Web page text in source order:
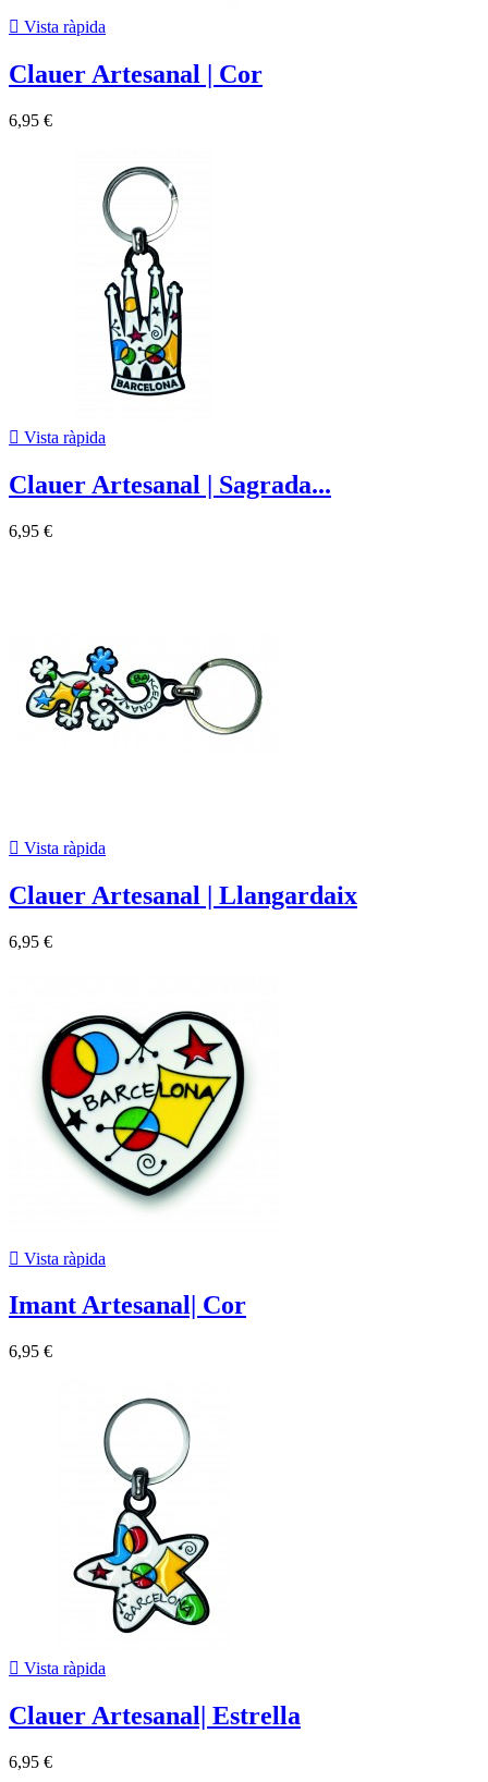
 Vista ràpida
Clauer Artesanal | Cor
6,95 €
 Vista ràpida
Clauer Artesanal | Sagrada...
6,95 €
 Vista ràpida
Clauer Artesanal | Llangardaix
6,95 €
 Vista ràpida
Imant Artesanal| Cor
6,95 €
 Vista ràpida
Clauer Artesanal| Estrella
6,95 €